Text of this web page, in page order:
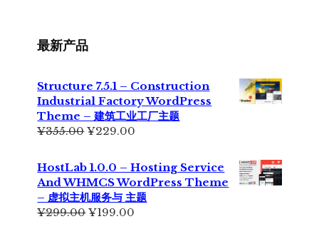
最新产品
Structure 7.5.1 – Construction
Industrial Factory WordPress
Theme – 建筑工业工厂主题
¥355.00原
为：
¥355.00。
¥229.00
价
格
为：
¥229.00。
HostLab 1.0.0 – Hosting Service
And WHMCS WordPress Theme
– 虚拟主机服务与 主题
¥299.00原
¥199.00